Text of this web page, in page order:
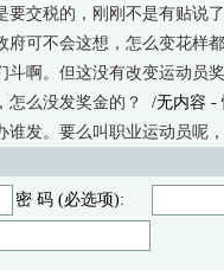
要交税的，刚刚不是有贴说
府可不会这想，怎么变花样
斗啊。但这没有改变运动员
怎么没发奖金的？
/无内容 -
谁发。要么叫职业运动员呢
密 码 (必选项):